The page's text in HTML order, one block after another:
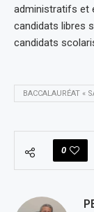
administratifs et
candidats libres
candidats
BACCALAURÉAT «
0